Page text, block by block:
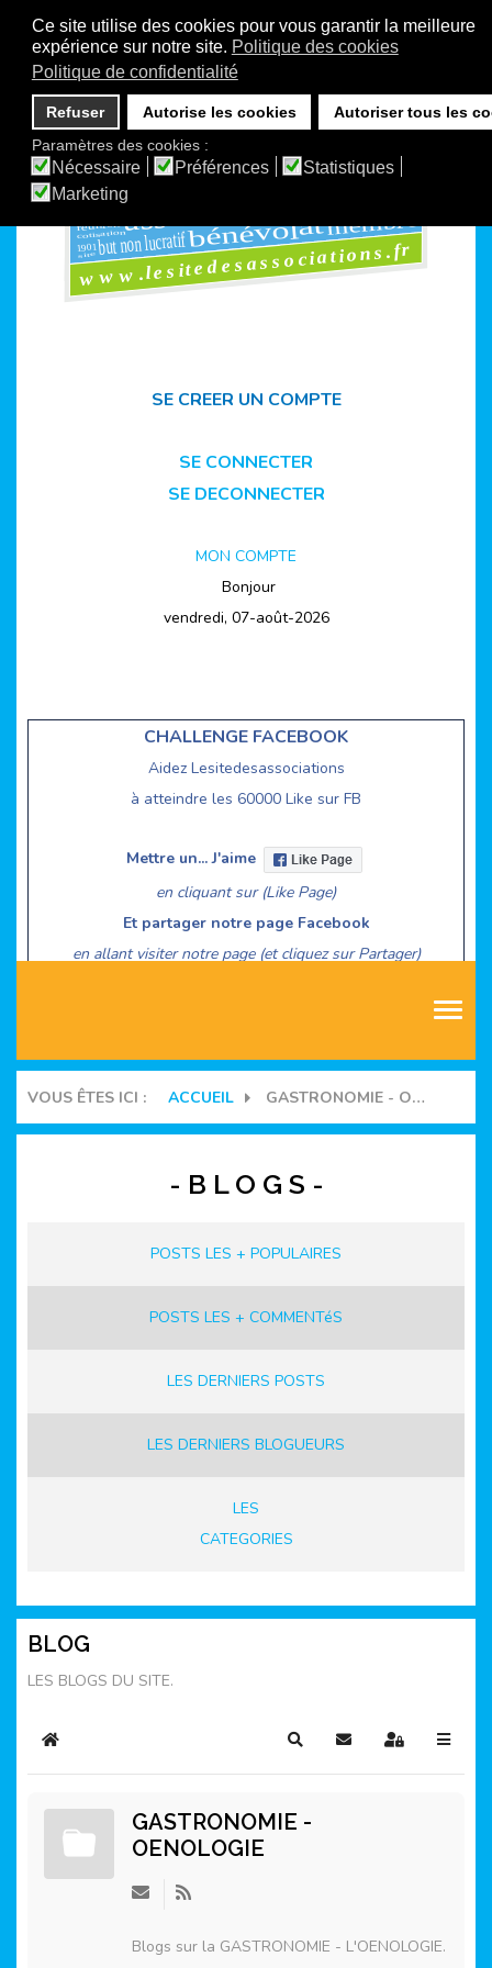
Ce site utilise des cookies pour vous garantir la meilleure
expérience sur notre site. Politique des cookies
Politique de confidentialité
Refuser Autorise les cookies
Autoriser tous les
Paramètres des cookies :
Nécessaire Préférences
Statistiques
Marketing
foru ms
vie associative
but non lucratif
1901
assemblée
site
cotisation bénévo at
l
www.lesitedesassociations.fr
SE CREER UN COMPTE
SE CONNECTER
SE DECONNECTER
MON COMPTE
Bonjour
vendredi, 07-août-2026
CHALLENGE FACEBOOK
Aidez Lesitedesassociations
à atteindre les 60000 Like sur FB
Mettre un... J'aime
en cliquant sur (Like Page)
Et partager notre page Facebook
en allant visiter notre page (et cliquez sur Partager)
ASSOCIATIONS
COMMUNAUTES
MANIFESTATIONS
VOUS ÊTES ICI : ACCUEIL GASTRONOMIE - OENOLOGIE
- B L O G S -
POSTS LES + POPULAIRES
POSTS LES + COMMENTéS
LES DERNIERS POSTS
LES DERNIERS BLOGUEURS
LES
CATEGORIES
BLOG
LES BLOGS DU SITE.
Home RechercherS'abonner au blog
Sign In
GASTRONOMIE -
OENOLOGIE
Blogs sur la GASTRONOMIE - L'OENOLOGIE.